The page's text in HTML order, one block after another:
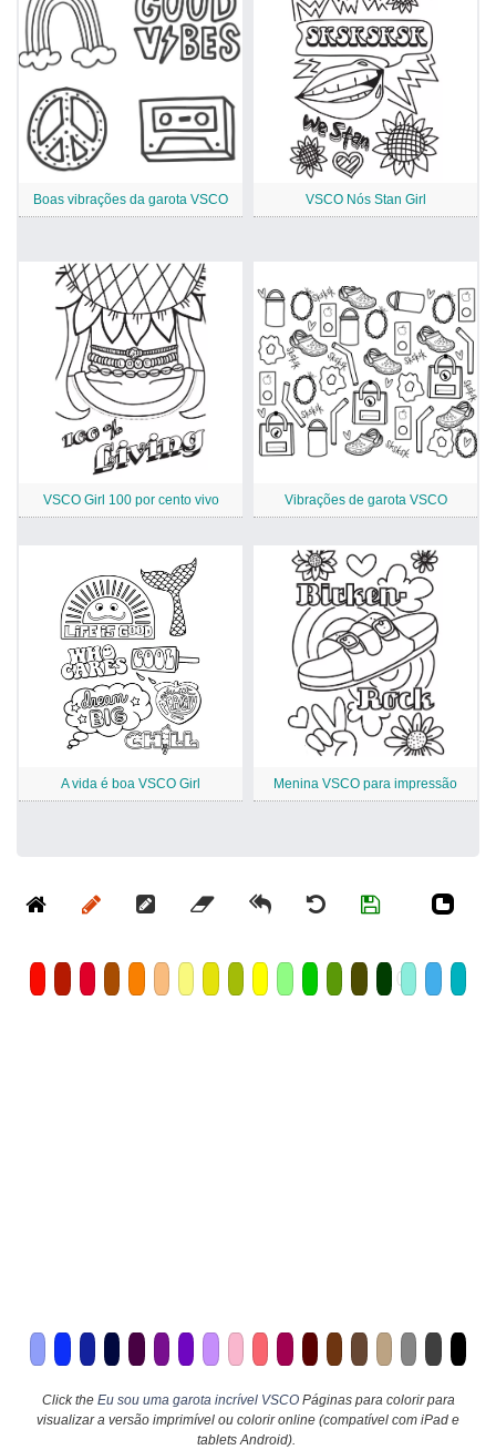
Boas vibrações da garota VSCO VSCO Nós Stan Girl
VSCO Girl 100 por cento vivo Vibrações de garota VSCO
A vida é boa VSCO Girl Menina VSCO para impressão
Click the Eu sou uma garota incrível VSCOPáginas para colorir para
visualizar a versão imprimível ou colorir online (compatível com iPad e
tablets Android).